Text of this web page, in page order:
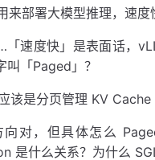
来部署大模型推理，速
速度快」是表面话，
叫「Paged」？
该是分页管理 KV
对，但具体怎么
是什么关系？为什么